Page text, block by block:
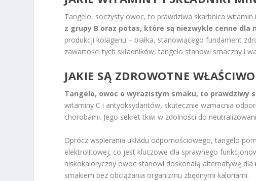
Tangelo, soczysty owoc, to prawdziwa skarbnica witamin
z grupy B oraz potas, które są niezwykle cenne dla
produkcji kolagenu – białka, stanowiącego fundament
zawartości tych składników, tangelo stanowi smaczny i
JAKIE SĄ ZDROWOTNE
Tangelo, owoc o wyrazistym smaku, to prawdziwy
witaminy C i antyoksydantów, skutecznie wzmacnia
chorobami. Jego sekret tkwi w zdolności do
Oprócz wspierania układu odpornościowego, tangelo
elektrolitowej, co jest kluczowe dla sprawnego
niskokaloryczny owoc stanowi doskonałą alternatywę dla
smakiem bez obciążania organizmu zbędnymi kaloriami.